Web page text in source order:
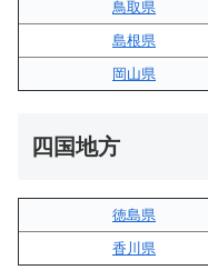
鳥取県
島根県
岡山県
四国地方
徳島県
香川県